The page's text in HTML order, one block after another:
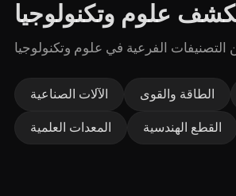
علوم وتكنولوجيا
الآلات الصناعية الطاقة والقوى
المعدات العلمية القطع الهندسية